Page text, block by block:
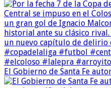
El Gobierno de Santa Fe